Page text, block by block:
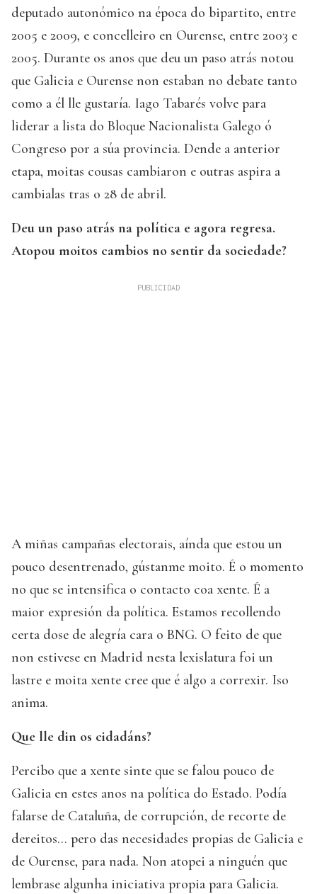
deputado autonómico na época do bipartito, entre
2005 e 2009, e concelleiro en Ourense, entre 2003 e
2005. Durante os anos que deu un paso atrás notou
que Galicia e Ourense non estaban no debate tanto
como a él lle gustaría. Iago Tabarés volve para
liderar a lista do Bloque Nacionalista Galego ó
Congreso por a súa provincia. Dende a anterior
etapa, moitas cousas cambiaron e outras aspira a
cambialas tras o 28 de abril.
Deu un paso atrás na política e agora regresa.
Atopou moitos cambios no sentir da sociedade?
A miñas campañas electorais, aínda que estou un
pouco desentrenado, gústanme moito. É o momento
no que se intensifica o contacto coa xente. É a
maior expresión da política. Estamos recollendo
certa dose de alegría cara o BNG. O feito de que
non estivese en Madrid nesta lexislatura foi un
lastre e moita xente cree que é algo a correxir. Iso
anima.
Que lle din os cidadáns?
Percibo que a xente sinte que se falou pouco de
Galicia en estes anos na política do Estado. Podía
falarse de Cataluña, de corrupción, de recorte de
dereitos... pero das necesidades propias de Galicia e
de Ourense, para nada. Non atopei a ninguén que
lembrase algunha iniciativa propia para Galicia.